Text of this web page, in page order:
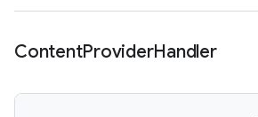
ContentProviderHandler